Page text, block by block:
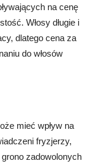
na cenę
Włosy długie i
dlatego cena za
do włosów
mieć wpływ na
fryzjerzy,
zadowolonych